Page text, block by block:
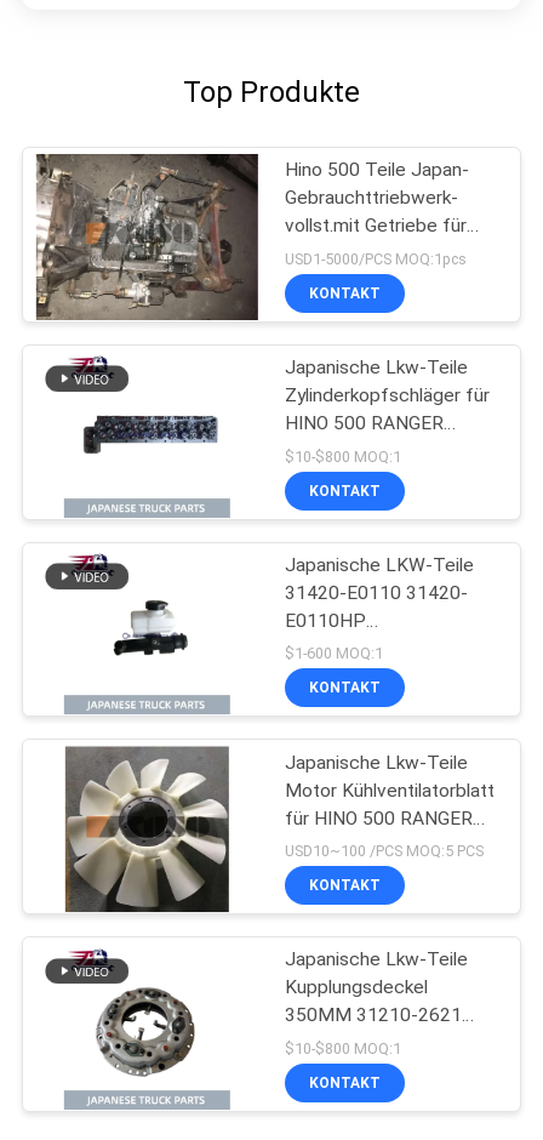
Top Produkte
Hino 500 Teile Japan-
Gebrauchttriebwerk-
vollst.mit Getriebe für
gute Zustand HINO 500
Strecken-J08CT
USD1-5000/PCS MOQ:1pcs
KONTAKT
Japanische Lkw-Teile
Zylinderkopfschläger für
HINO 500 RANGER
J08C-UJ J08CT OEM
11101-E0541
$10-$800 MOQ:1
KONTAKT
Japanische LKW-Teile
31420-E0110 31420-
E0110HP
Kupplungsnehmerzylinder
für HINO 500 J08E
$1-600 MOQ:1
KONTAKT
Japanische Lkw-Teile
Motor Kühlventilatorblatt
für HINO 500 RANGER
J08E EURO 4 10
BLADES
USD10~100 /PCS MOQ:5 PCS
KONTAKT
Japanische Lkw-Teile
Kupplungsdeckel
350MM 31210-2621
HNC540 Für HINO 500
RANGER Lkw J08C
J08CT zum Verkauf
$10-$800 MOQ:1
KONTAKT